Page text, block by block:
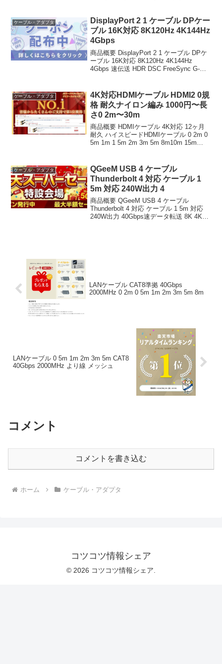
レイや大容量ファイルの転送、4K・...
ケーブル・アダプタ
DisplayPort 2 1 ケーブル DPケー
ブル 16K対応 8K120Hz 4K144Hz
4Gbps
商品概要 DisplayPort 2 1 ケーブル DPケ
ーブル 16K対応 8K120Hz 4K144Hz
4Gbps 速伝送 HDR DSC FreeSync G-
ケーブル・アダプタ
4K対応HDMIケーブル HDMI2 0規
格 耐久ナイロン編み 1000円〜長
さ0 2m〜30m
商品概要 HDMIケーブル 4K対応 12ヶ月
耐久 ハイスピードHDMIケーブル 0 2m 0
5m 1m 1 5m 2m 3m 5m 8m10m 15m
ケーブル・アダプタ
QGeeM USB 4 ケーブル
Thunderbolt 4 対応 ケーブル 1
5m 対応 240W出力 4
商品概要 QGeeM USB 4 ケーブル
Thunderbolt 4 対応 ケーブル 1 5m 対応
240W出力 40Gbps速データ転送 8K 4K
LANケーブル CAT8準拠 40Gbps
2000MHz 0 2m 0 5m 1m 2m 3m 5m 8m
LANケーブル 0 5m 1m 2m 3m 5m CAT8
40Gbps 2000MHz より線 メッシュ
コメント
コメントを書き込む
ホーム ケーブル・アダプタ
コツコツ情報シェア
© 2026 コツコツ情報シェア.